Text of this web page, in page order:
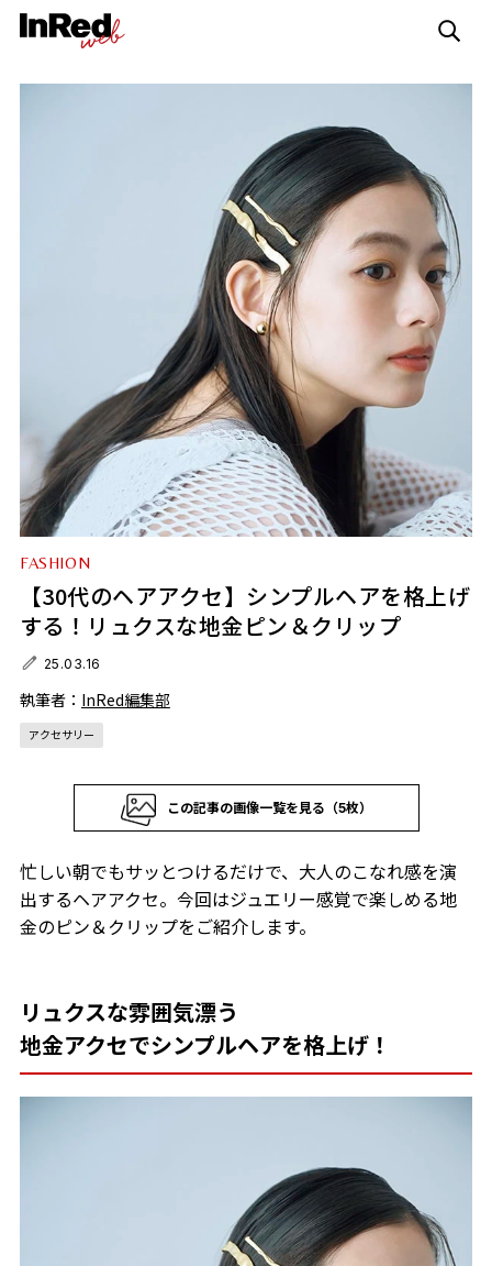
FASHION
【30代のヘアアクセ】シンプルヘアを格上げ
する！リュクスな地金ピン＆クリップ
25.03.16
執筆者： InRed編集部
アクセサリー
この記事の画像一覧を見る（5枚）
忙しい朝でもサッとつけるだけで、大人のこなれ感を演
出するヘアアクセ。今回はジュエリー感覚で楽しめる地
金のピン＆クリップをご紹介します。
リュクスな雰囲気漂う
地金アクセでシンプルヘアを格上げ！